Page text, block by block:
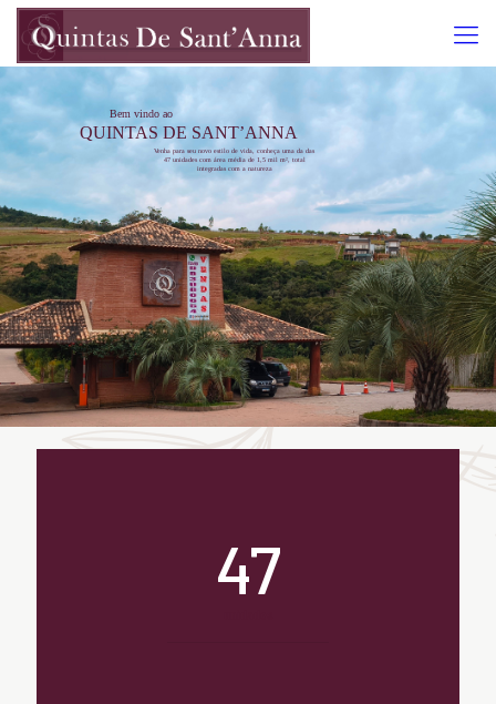
Bem vindo ao
QUINTAS DE SANT’ANNA
Venha para seu novo estilo de vida, conheça uma da das
47 unidades com área média de 1,5 mil m², total
integradas com a natureza
47